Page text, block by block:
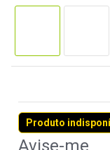
Produto